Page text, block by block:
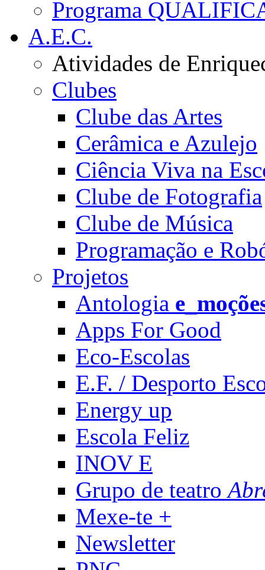
Programa
A.E.C.
Atividades de
Clubes
Clube das Artes
Cerâmica e Azulejo
Ciência Viva na
Clube de Fotografia
Clube de Música
Programação e
Projetos
Antologia
Apps For Good
Eco-Escolas
E.F. / Desporto
Energy up
Escola Feliz
INOV E
Grupo de teatro
Mexe-te +
Newsletter